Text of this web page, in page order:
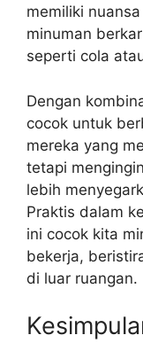
memiliki
minuman
seperti cola
Dengan
cocok untuk
mereka yang
tetapi
lebih
Praktis dalam
ini cocok kita
bekerja,
di luar ruangan.